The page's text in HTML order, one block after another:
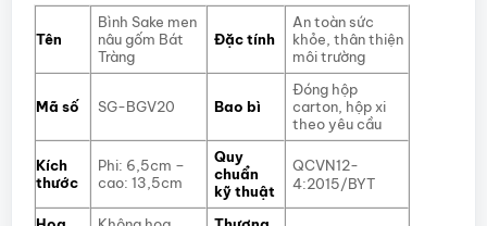
Tên
Bình Sake men
nâu gốm Bát
Tràng
Đặc tính
An toàn sức
khỏe, thân thiện
môi trường
Mã số SG-BGV20 Bao bì
Đóng hộp
carton, hộp xi
theo yêu cầu
Kích
thước
Phi: 6,5cm –
cao: 13,5cm
Quy
chuẩn
kỹ thuật
QCVN12-
4:2015/BYT